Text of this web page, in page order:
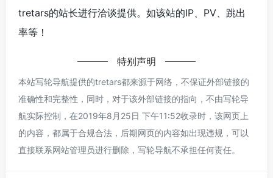
tretars的站长进行洽谈提供。如该站的IP、PV、跳出
率等！
特别声明
本站写轮导航提供的tretars都来源于网络，不保证外部链接的
准确性和完整性，同时，对于该外部链接的指向，不由写轮导
航实际控制，在2019年8月25日 下午11:52收录时，该网页上
的内容，都属于合规合法，后期网页的内容如出现违规，可以
直接联系网站管理员进行删除，写轮导航不承担任何责任。